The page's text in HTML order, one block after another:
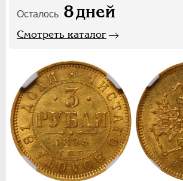
Осталось 8дней
Смотреть каталог